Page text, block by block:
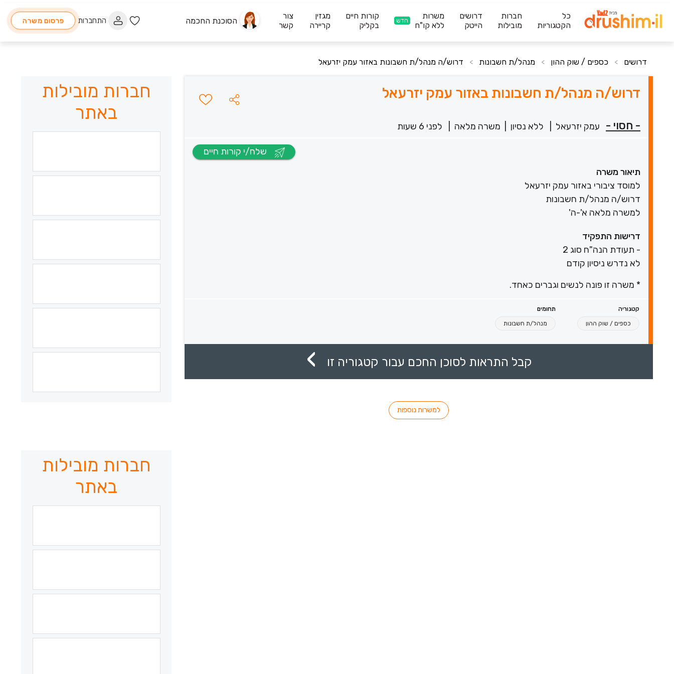
כל
הקטגוריות
חברות
מובילות
דרושים
הייטק
משרות
ללא קו"ח
חדש
קורות חיים
בקליק
מגזין
קריירה
צור
קשר
הסוכנת החכמה התחברות פרסום משרה
דרושים > כספים / שוק ההון > מנהל/ת חשבונות > דרוש/ה מנהל/ת חשבונות באזור עמק יזרעאל
דרוש/ה מנהל/ת חשבונות באזור עמק יזרעאל
- חסוי - עמק יזרעאל ללא נסיון משרה מלאה לפני 6 שעות
תיאור משרה
למוסד ציבורי באזור עמק יזרעאל
דרוש/ה מנהל/ת חשבונות
למשרה מלאה א'-ה'
דרישות התפקיד
- תעודת הנה"ח סוג 2
לא נדרש ניסיון קודם
* משרה זו פונה לנשים וגברים כאחד.
קטגוריה תחומים
כספים / שוק ההון מנהל/ת חשבונות
קבל התראות לסוכן החכם עבור קטגוריה זו
למשרות נוספות
חברות מובילות
באתר
חברות מובילות
באתר